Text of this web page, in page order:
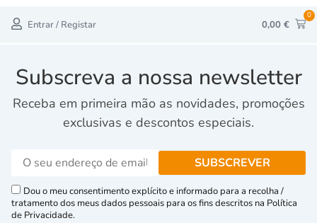
Entrar / Registar 0,00 €
0
Subscreva a nossa newsletter
Receba em primeira mão as novidades, promoções
exclusivas e descontos especiais.
Dou o meu consentimento explícito e informado para a recolha /
tratamento dos meus dados pessoais para os fins descritos na Política
de Privacidade.